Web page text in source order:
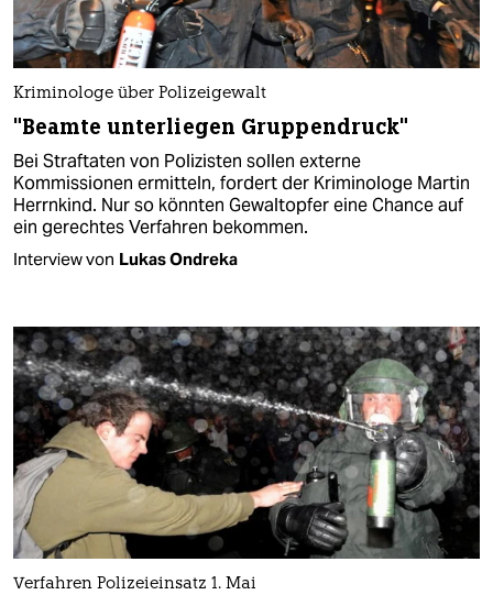
Kriminologe über Polizeigewalt
"Beamte unterliegen Gruppendruck"
Bei Straftaten von Polizisten sollen externe
Kommissionen ermitteln, fordert der Kriminologe Martin
Herrnkind. Nur so könnten Gewaltopfer eine Chance auf
ein gerechtes Verfahren bekommen.
Interview von Lukas Ondreka
Verfahren Polizeieinsatz 1. Mai